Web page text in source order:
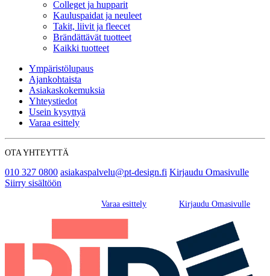
Colleget ja hupparit
Kauluspaidat ja neuleet
Takit, liivit ja fleecet
Brändättävät tuotteet
Kaikki tuotteet
Ympäristölupaus
Ajankohtaista
Asiakaskokemuksia
Yhteystiedot
Usein kysyttyä
Varaa esittely
OTA YHTEYTTÄ
010 327 0800 asiakaspalvelu@pt-design.fi Kirjaudu Omasivulle
Siirry sisältöön
Varaa esittely Kirjaudu Omasivulle